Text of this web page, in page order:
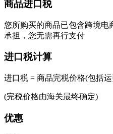
商品进口税
您所购买的商品已包含跨境电
承担，您无需再行支付
进口税计算
进口税 = 商品完税价格(包括
(完税价格由海关最终确定)
优惠